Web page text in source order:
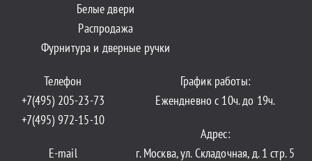
Белые двери
Распродажа
Фурнитура и дверные ручки
Телефон
+7(495) 205-23-73
+7(495) 972-15-10
E-mail
График работы:
Ежендневно с 10ч. до 19ч.
Адрес:
г. Москва, ул. Складочная, д. 1 стр. 5